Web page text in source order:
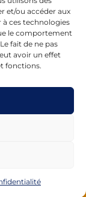
et/ou accéder aux
ces technologies
le comportement
fait de ne pas
avoir un effet
fonctions.